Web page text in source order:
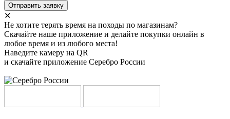
Отправить заявку
✕
Не хотите терять время на походы по магазинам?
Скачайте наше приложение и делайте покупки онлайн в
любое время и из любого места!
Наведите камеру на QR
и скачайте приложение Серебро России